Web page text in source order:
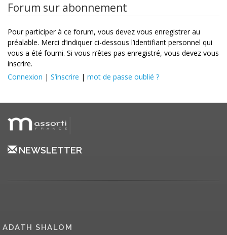
Forum sur abonnement
Pour participer à ce forum, vous devez vous enregistrer au
préalable. Merci d’indiquer ci-dessous l’identifiant personnel qui
vous a été fourni. Si vous n’êtes pas enregistré, vous devez vous
inscrire.
Connexion | S’inscrire | mot de passe oublié ?
NEWSLETTER
ADATH SHALOM